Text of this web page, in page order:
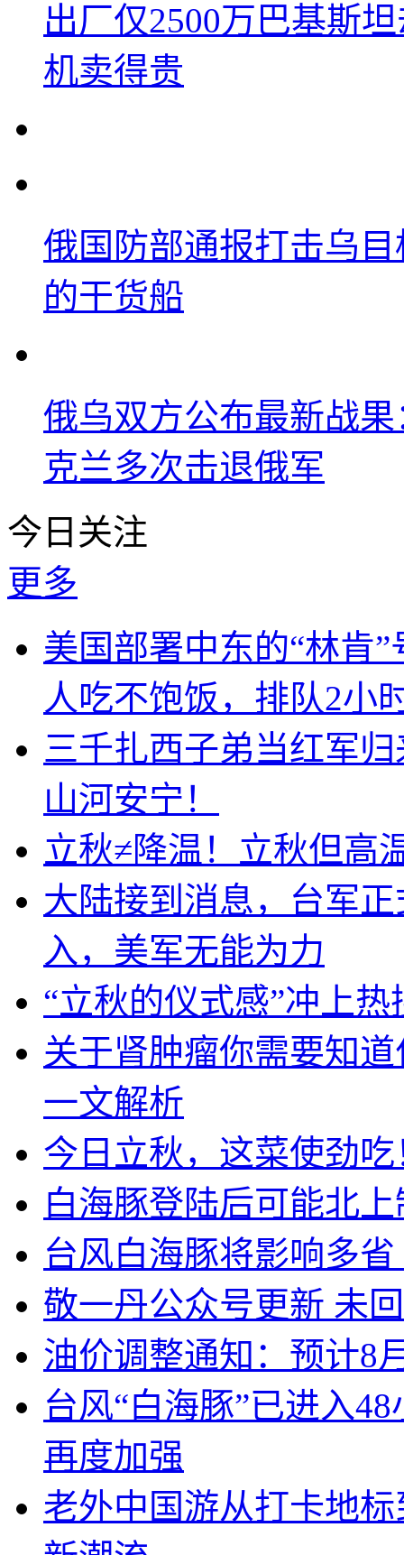
出厂仅2500万巴基斯
机卖得贵
俄国防部通报打击乌
的干货船
俄乌双方公布最新战
克兰多次击退俄军
今日关注
更多
美国部署中东的“林肯
人吃不饱饭，排队2小
三千扎西子弟当红军
山河安宁！
立秋≠降温！立秋但高
大陆接到消息，台军
入，美军无能为力
“立秋的仪式感”冲上
关于肾肿瘤你需要知
一文解析
今日立秋，这菜使劲吃
白海豚登陆后可能北
台风白海豚将影响多
敬一丹公众号更新 未
油价调整通知：预计8
台风“白海豚”已进入
再度加强
老外中国游从打卡地